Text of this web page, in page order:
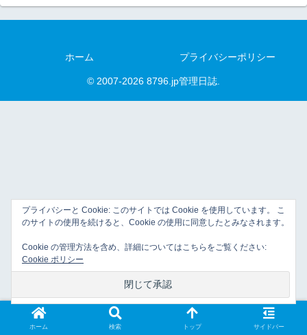
ホーム プライバシーポリシー
© 2007-2026 8796.jp管理日誌.
ホーム 検索 トップ サイドバー
プライバシーと Cookie: このサイトでは Cookie を使用しています。 こ
のサイトの使用を続けると、Cookie の使用に同意したとみなされます。
Cookie の管理方法を含め、詳細についてはこちらをご覧ください:
Cookie ポリシー